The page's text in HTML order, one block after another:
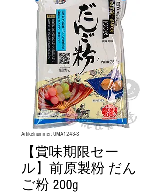
Artikelnummer: UMA1243-S
【賞味期限セー
ル】前原製粉 だん
ご粉 200g